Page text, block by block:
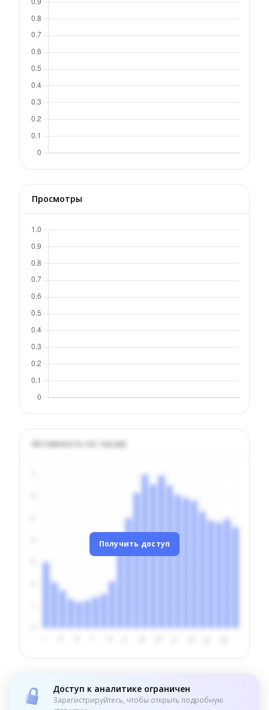
Просмотры
Активность по часам
Получить доступ
Доступ к аналитике ограничен
Зарегистрируйтесь, чтобы открыть подробную